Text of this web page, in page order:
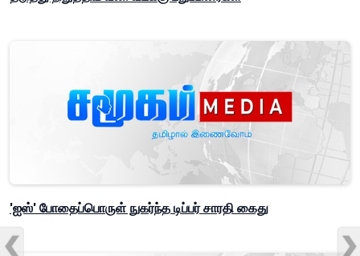
'ஐஸ்' போதைப்பொருள் நுகர்ந்த டிப்பர் சாரதி கைது